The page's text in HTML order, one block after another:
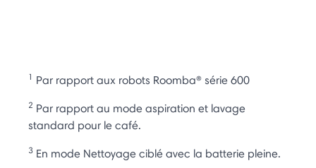
1 Par rapport aux robots Roomba® série 600
2 Par rapport au mode aspiration et lavage
standard pour le café.
3 En mode Nettoyage ciblé avec la batterie pleine.